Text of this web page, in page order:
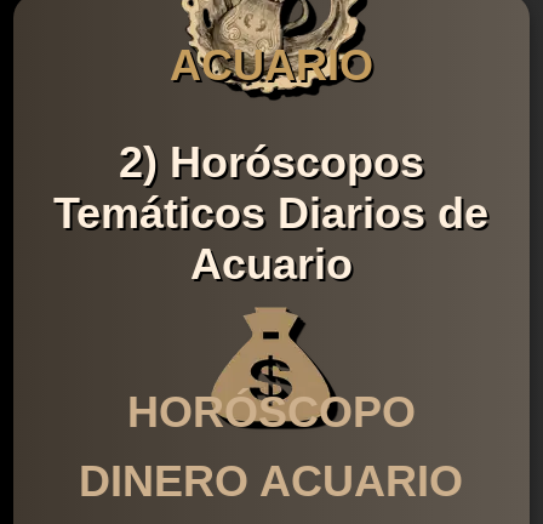
ACUARIO
2) Horóscopos
Temáticos Diarios de
Acuario
HORÓSCOPO
DINERO ACUARIO